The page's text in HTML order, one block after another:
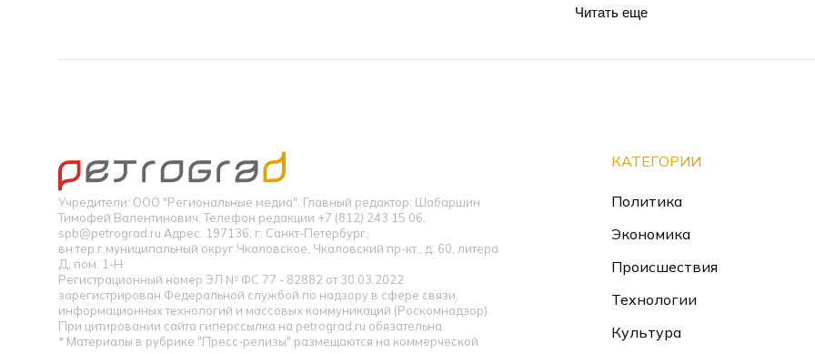
Читать еще
Учредители: ООО "Региональные медиа". Главный редактор: Шабаршин
Тимофей Валентинович. Телефон редакции +7 (812) 243 15 06,
spb@petrograd.ru Адрес: 197136, г. Санкт-Петербург,
вн.тер.г.муниципальный округ Чкаловское, Чкаловский пр-кт., д. 60, литера
Д, пом. 1-Н
Регистрационный номер ЭЛ № ФС 77 - 82882 от 30.03.2022
зарегистрирован Федеральной службой по надзору в сфере связи,
информационных технологий и массовых коммуникаций (Роскомнадзор).
При цитировании сайта гиперссылка на petrograd.ru обязательна.
* Материалы в рубрике "Пресс-релизы" размещаются на коммерческой
КАТЕГОРИИ
Политика
Экономика
Происшествия
Технологии
Культура